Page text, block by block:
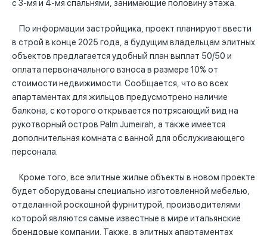
с 3-мя и 4-мя спальнями, занимающие половину этажа.
По информации застройщика, проект планируют ввести
в строй в конце 2025 года, а будущим владельцам элитных
объектов предлагается удобный план выплат 50/50 и
оплата первоначального взноса в размере 10% от
стоимости недвижимости. Сообщается, что во всех
апартаментах для жильцов предусмотрено наличие
балкона, с которого открывается потрясающий вид на
рукотворный остров Palm Jumeirah, а также имеется
дополнительная комната с ванной для обслуживающего
персонала.
Кроме того, все элитные жилые объекты в новом проекте
будет оборудованы специально изготовленной мебелью,
отделанной роскошной фурнитурой, производителями
которой являются самые известные в мире итальянские
брендовые компании. Также, в элитных апартаментах